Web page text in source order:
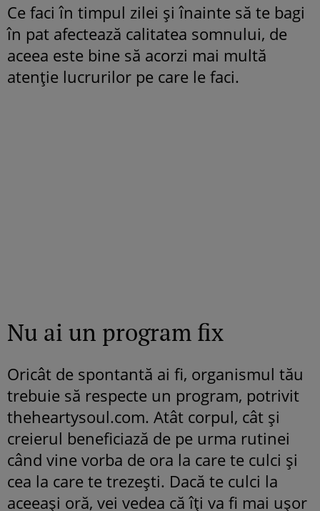
Ce faci în timpul zilei și înainte să te bagi
în pat afectează calitatea somnului, de
aceea este bine să acorzi mai multă
atenție lucrurilor pe care le faci.
Nu ai un program fix
Oricât de spontantă ai fi, organismul tău
trebuie să respecte un program, potrivit
theheartysoul.com. Atât corpul, cât și
creierul beneficiază de pe urma rutinei
când vine vorba de ora la care te culci și
cea la care te trezești. Dacă te culci la
aceeași oră, vei vedea că îți va fi mai ușor